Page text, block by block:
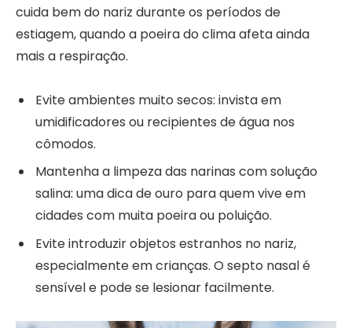
cuida bem do nariz durante os períodos de
estiagem, quando a poeira do clima afeta ainda
mais a respiração.
Evite ambientes muito secos: invista em
umidificadores ou recipientes de água nos
cômodos.
Mantenha a limpeza das narinas com solução
salina: uma dica de ouro para quem vive em
cidades com muita poeira ou poluição.
Evite introduzir objetos estranhos no nariz,
especialmente em crianças. O septo nasal é
sensível e pode se lesionar facilmente.